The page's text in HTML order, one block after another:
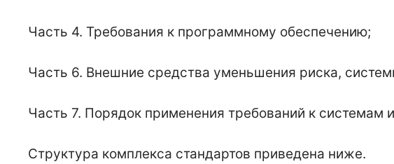
Часть 4. Требования к программному обеспечению;
Часть 6. Внешние средства уменьшения риска,
Часть 7. Порядок применения требований к системам
Структура комплекса стандартов приведена ниже.